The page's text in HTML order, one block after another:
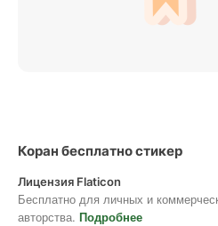
Коран бесплатно стикер
Лицензия Flaticon
Бесплатно для личных и
авторства. Подробнее